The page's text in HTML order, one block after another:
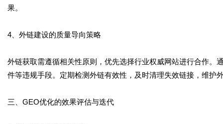
果。
4、外链建设的质量导向策略
外链获取需遵循相关性原则，优先选择行业权威网站进行合作。
件等违规手段。定期检测外链有效性，及时清理失效链接，维护
三、GEO优化的效果评估与迭代